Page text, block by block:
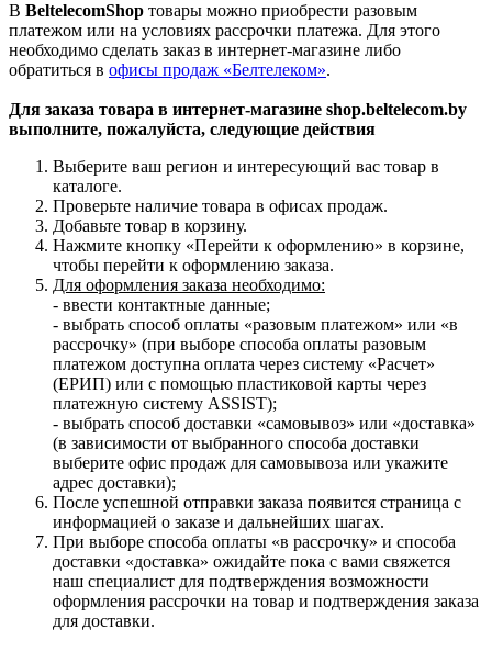
В BeltelecomShop товары можно приобрести разовым
платежом или на условиях рассрочки платежа. Для этого
необходимо сделать заказ в интернет-магазине либо
обратиться в офисы продаж «Белтелеком».
Для заказа товара в интернет-магазине shop.beltelecom.by
выполните, пожалуйста, следующие действия
Выберите ваш регион и интересующий вас товар в
каталоге.
Проверьте наличие товара в офисах продаж.
Добавьте товар в корзину.
Нажмите кнопку «Перейти к оформлению» в корзине,
чтобы перейти к оформлению заказа.
Для оформления заказа необходимо:
- ввести контактные данные;
- выбрать способ оплаты «разовым платежом» или «в
рассрочку» (при выборе способа оплаты разовым
платежом доступна оплата через систему «Расчет»
(ЕРИП) или с помощью пластиковой карты через
платежную систему ASSIST);
- выбрать способ доставки «самовывоз» или «доставка»
(в зависимости от выбранного способа доставки
выберите офис продаж для самовывоза или укажите
адрес доставки);
После успешной отправки заказа появится страница с
информацией о заказе и дальнейших шагах.
При выборе способа оплаты «в рассрочку» и способа
доставки «доставка» ожидайте пока с вами свяжется
наш специалист для подтверждения возможности
оформления рассрочки на товар и подтверждения заказа
для доставки.